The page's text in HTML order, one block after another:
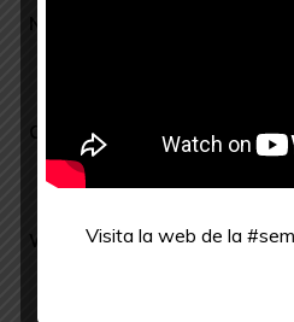
Nombre
Correo electrónico
Web Visita la web de la